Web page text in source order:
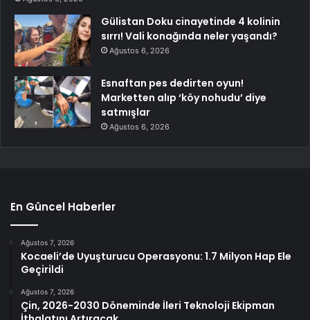
Gülistan Doku cinayetinde 4 kolinin
sırrı! Vali konağında neler yaşandı?
Ağustos 6, 2026
Esnaftan pes dedirten oyun!
Marketten alıp ‘köy nohudu’ diye
satmışlar
Ağustos 6, 2026
En Güncel Haberler
Ağustos 7, 2026
Kocaeli’de Uyuşturucu Operasyonu: 1.7 Milyon Hap Ele
Geçirildi
Ağustos 7, 2026
Çin, 2026-2030 Döneminde İleri Teknoloji Ekipman